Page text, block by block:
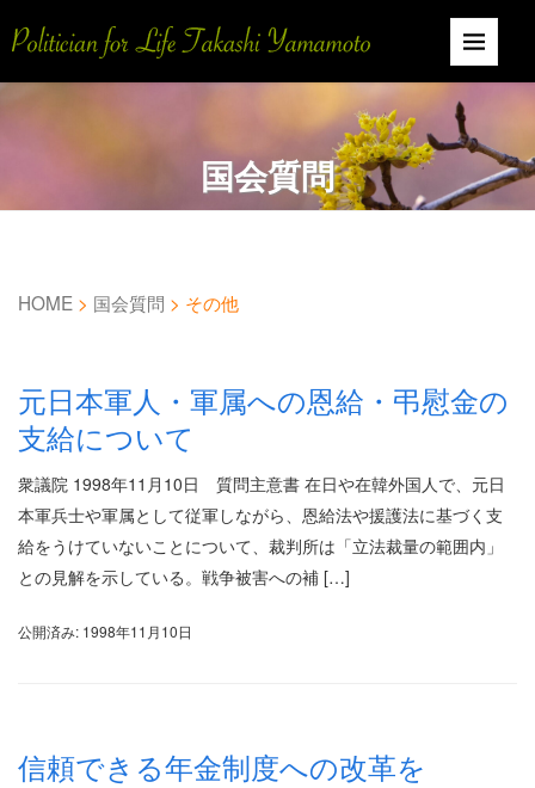
国会質問
HOME > 国会質問 > その他
元日本軍人・軍属への恩給・弔慰金の
支給について
衆議院 1998年11月10日 質問主意書 在日や在韓外国人で、元日
本軍兵士や軍属として従軍しながら、恩給法や援護法に基づく支
給をうけていないことについて、裁判所は「立法裁量の範囲内」
との見解を示している。戦争被害への補 […]
公開済み: 1998年11月10日
信頼できる年金制度への改革を